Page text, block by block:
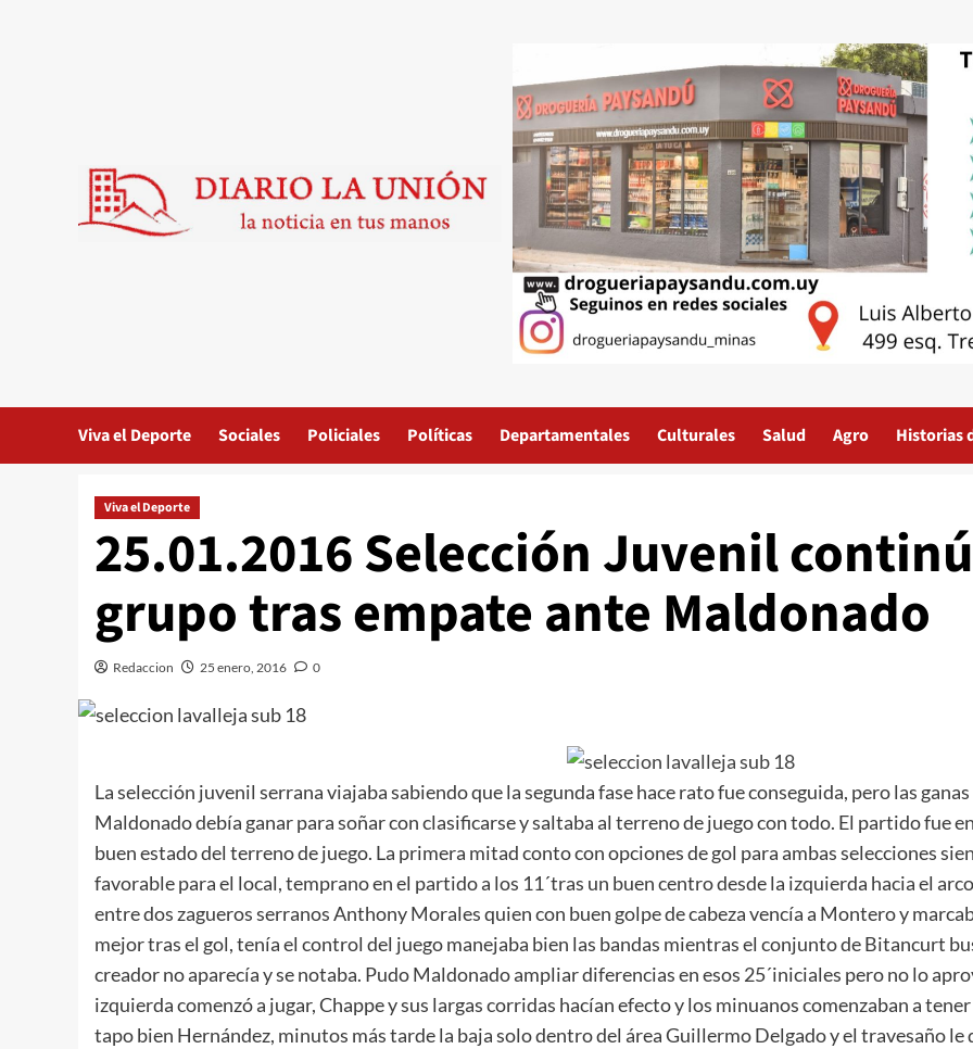
Viva el Deporte Sociales Policiales Políticas Departamentales Culturales Salud Agro Historias
Viva el Deporte
25.01.2016 Selección Juvenil
grupo tras empate ante Maldonado
Redaccion 25 enero, 2016 0
La selección juvenil serrana viajaba sabiendo que la segunda fase hace rato fue conseguida, pero las
Maldonado debía ganar para soñar con clasificarse y saltaba al terreno de juego con todo. El partido fue
buen estado del terreno de juego. La primera mitad conto con opciones de gol para ambas selecciones
favorable para el local, temprano en el partido a los 11´tras un buen centro desde la izquierda hacia el
entre dos zagueros serranos Anthony Morales quien con buen golpe de cabeza vencía a Montero y
mejor tras el gol, tenía el control del juego manejaba bien las bandas mientras el conjunto de Bitancurt
creador no aparecía y se notaba. Pudo Maldonado ampliar diferencias en esos 25´iniciales pero no lo
izquierda comenzó a jugar, Chappe y sus largas corridas hacían efecto y los minuanos comenzaban a
tapo bien Hernández, minutos más tarde la baja solo dentro del área Guillermo Delgado y el travesaño le